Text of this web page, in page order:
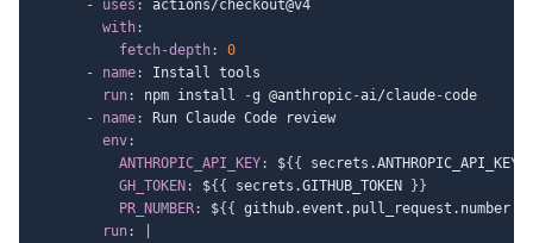
-
uses :
actions/checkout@v4
with:
fetch-depth:
0
-
name:
Install tools
run: npm install -g @anthropic-ai/claude-code
-
name:
Run Claude Code review
env:
ANTHROPIC_API_KEY: ${ { secrets.ANTHROPIC_API_KEY
GH_TOKEN : ${ { secrets.GITHUB_TOKEN } }
PR_NUMBER: ${ { github.event.pull_request.number
run: